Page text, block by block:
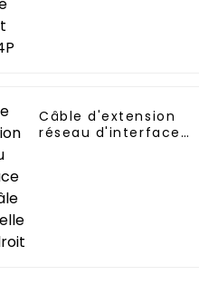
Câble d'extension
réseau d'interface